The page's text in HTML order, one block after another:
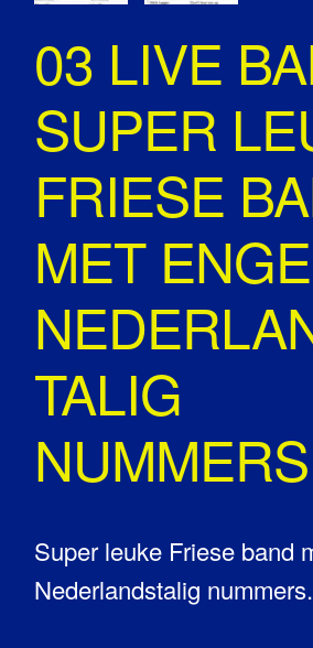
03 LIVE
SUPER
FRIESE
MET
TALIG
NUMMERS
Super leuke Friese band
Nederlandstalig nummers.